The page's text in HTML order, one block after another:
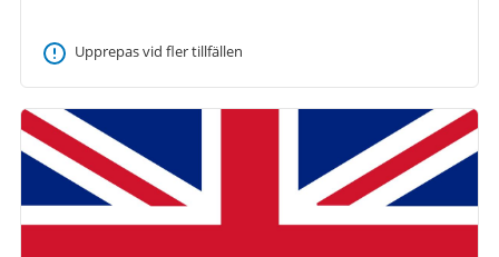
Upprepas vid fler tillfällen